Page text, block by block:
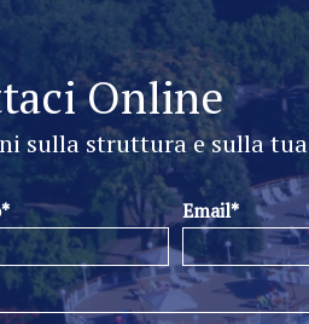
Online
sulla struttura e sulla tua
Email*